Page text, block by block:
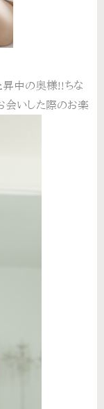
昇中の奥様!!ちな
会いした際のお楽